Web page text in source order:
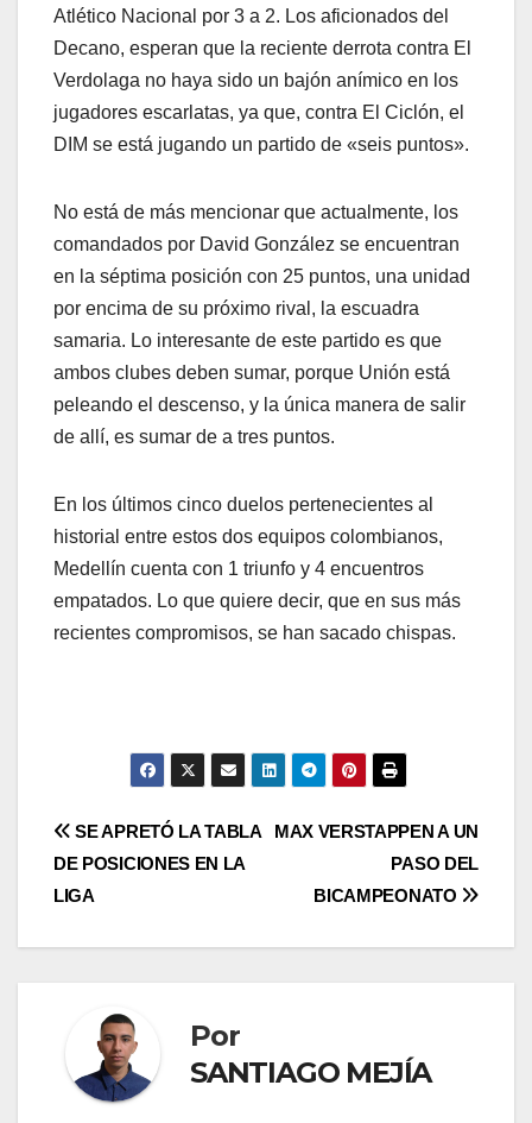
Atlético Nacional por 3 a 2. Los aficionados del
Decano, esperan que la reciente derrota contra El
Verdolaga no haya sido un bajón anímico en los
jugadores escarlatas, ya que, contra El Ciclón, el
DIM se está jugando un partido de «seis puntos».
No está de más mencionar que actualmente, los
comandados por David González se encuentran
en la séptima posición con 25 puntos, una unidad
por encima de su próximo rival, la escuadra
samaria. Lo interesante de este partido es que
ambos clubes deben sumar, porque Unión está
peleando el descenso, y la única manera de salir
de allí, es sumar de a tres puntos.
En los últimos cinco duelos pertenecientes al
historial entre estos dos equipos colombianos,
Medellín cuenta con 1 triunfo y 4 encuentros
empatados. Lo que quiere decir, que en sus más
recientes compromisos, se han sacado chispas.
MAX VERSTAPPEN A UN
PASO DEL
BICAMPEONATO
SE APRETÓ LA TABLA
DE POSICIONES EN LA
LIGA
Por
SANTIAGO MEJÍA